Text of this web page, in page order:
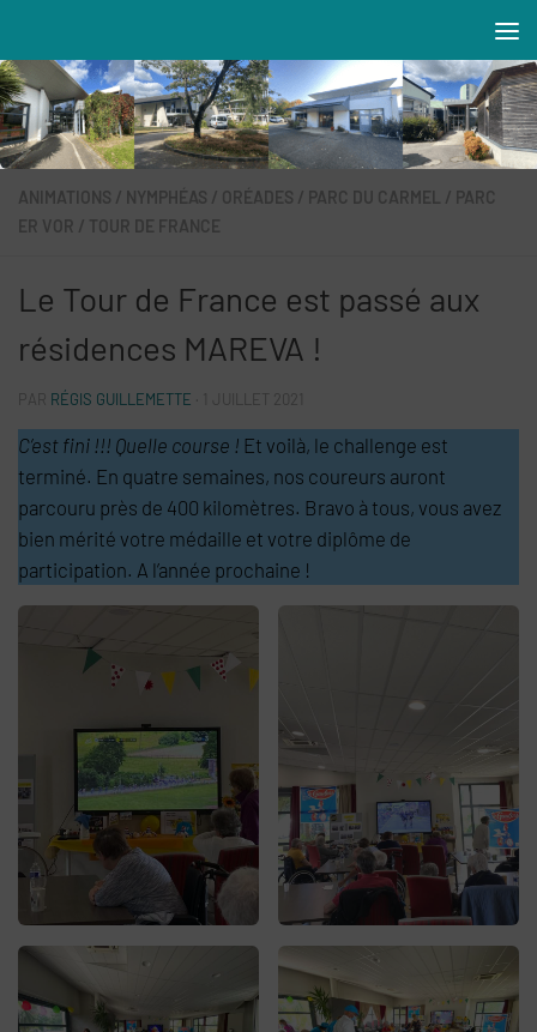
Résidences MAREVA
ANIMATIONS / NYMPHÉAS / ORÉADES / PARC DU CARMEL / PARC
ER VOR / TOUR DE FRANCE
Le Tour de France est passé aux
résidences MAREVA !
RÉGIS GUILLEMETTE 1 JUILLET 2021
C’est fini !!! Quelle course ! Et voilà, le challenge est
terminé. En quatre semaines, nos coureurs auront
parcouru près de 400 kilomètres. Bravo à tous, vous avez
bien mérité votre médaille et votre diplôme de
participation. A l’année prochaine !